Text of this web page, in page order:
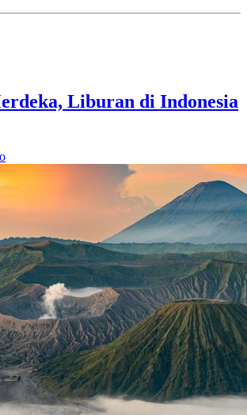
Liburan di Indonesia